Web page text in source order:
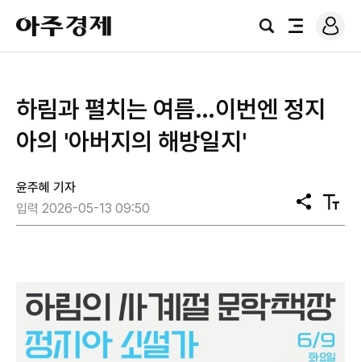
아
주
경
검
전
로
그
하림과 펼치는 여름…이번엔 정지
아의 '아버지의 해방일지'
윤주혜 기자
입력 2026-05-13 09:50
공
유
텍
스